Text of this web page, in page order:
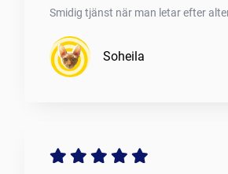
Smidig tjänst när man letar efter
Soheila